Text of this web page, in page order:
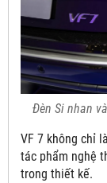
Đèn Si nhan
VF 7 không chỉ
tác phẩm nghệ
trong thiết kế.